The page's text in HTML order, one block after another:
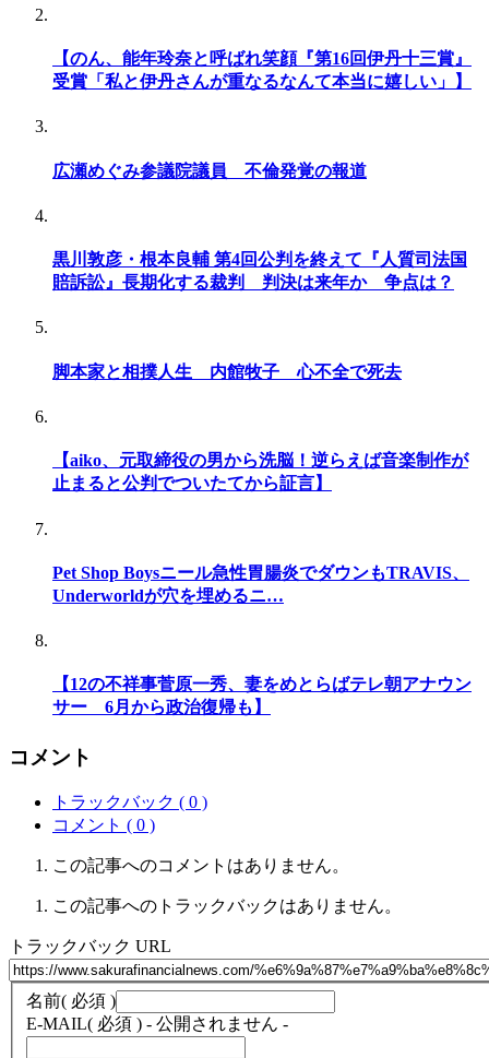
【のん、能年玲奈と呼ばれ笑顔『第16回伊丹十三賞』
受賞「私と伊丹さんが重なるなんて本当に嬉しい」】
広瀬めぐみ参議院議員 不倫発覚の報道
黒川敦彦・根本良輔 第4回公判を終えて『人質司法国
賠訴訟』長期化する裁判 判決は来年か 争点は？
脚本家と相撲人生 内館牧子 心不全で死去
【aiko、元取締役の男から洗脳！逆らえば音楽制作が
止まると公判でついたてから証言】
Pet Shop Boysニール急性胃腸炎でダウンもTRAVIS、
Underworldが穴を埋めるニ…
【12の不祥事菅原一秀、妻をめとらばテレ朝アナウン
サー 6月から政治復帰も】
コメント
トラックバック ( 0 )
コメント ( 0 )
この記事へのコメントはありません。
この記事へのトラックバックはありません。
トラックバック URL
名前( 必須 )
E-MAIL( 必須 ) - 公開されません -